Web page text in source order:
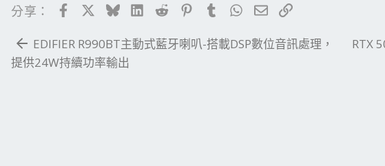
分享： FacebookBlueskyLinkedIn
RedditPinterestTumblrWhatsApp
電子郵件
連結
EDIFIER R990BT主動式藍牙喇叭-搭載DSP數位音訊處理，
提供24W持續功率輸出
RTX